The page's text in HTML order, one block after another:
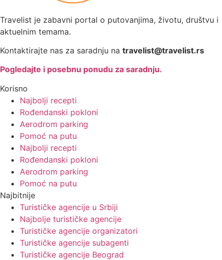
Travelist je zabavni portal o putovanjima, životu, društvu i
aktuelnim temama.
Kontaktirajte nas za saradnju na travelist@travelist.rs
Pogledajte i posebnu ponudu za saradnju.
Korisno
Najbolji recepti
Rođendanski pokloni
Aerodrom parking
Pomoć na putu
Najbolji recepti
Rođendanski pokloni
Aerodrom parking
Pomoć na putu
Najbitnije
Turističke agencije u Srbiji
Najbolje turističke agencije
Turističke agencije organizatori
Turističke agencije subagenti
Turističke agencije Beograd